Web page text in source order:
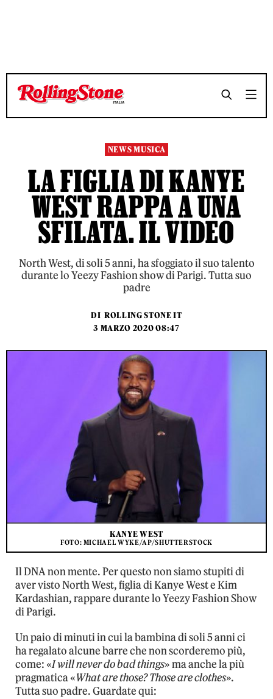
TEMPO DI LETTURA 2 MINUTI SHARE
TEMPO DI LETTURA 2 MINUTI SHARE
NEWS MUSICA
LA FIGLIA DI KANYE
WEST RAPPA A UNA
SFILATA. IL VIDEO
North West, di soli 5 anni, ha sfoggiato il suo talento
durante lo Yeezy Fashion show di Parigi. Tutta suo
padre
DI ROLLING STONE IT
3 MARZO 2020 08:47
KANYE WEST
FOTO: MICHAEL WYKE/AP/SHUTTERSTOCK
Il DNA non mente. Per questo non siamo stupiti di
aver visto North West, figlia di Kanye West e Kim
Kardashian, rappare durante lo Yeezy Fashion Show
di Parigi.
Un paio di minuti in cui la bambina di soli 5 anni ci
ha regalato alcune barre che non scorderemo più,
come: «I will never do bad things» ma anche la più
pragmatica «What are those? Those are clothes».
Tutta suo padre. Guardate qui: